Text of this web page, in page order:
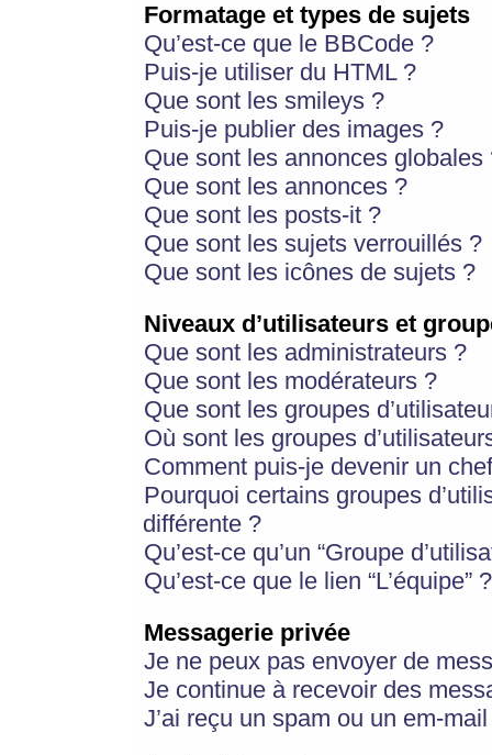
Formatage et types de sujets
Qu’est-ce que le BBCode ?
Puis-je utiliser du HTML ?
Que sont les smileys ?
Puis-je publier des images ?
Que sont les annonces globales
Que sont les annonces ?
Que sont les posts-it ?
Que sont les sujets verrouillés ?
Que sont les icônes de sujets ?
Niveaux d’utilisateurs et
Que sont les administrateurs ?
Que sont les modérateurs ?
Que sont les groupes
Où sont les groupes
Comment puis-je devenir un
Pourquoi certains groupes
différente ?
Qu’est-ce qu’un “Groupe
Qu’est-ce que le lien “L’équipe” ?
Messagerie privée
Je ne peux pas envoyer de
Je continue à recevoir des
J’ai reçu un spam ou un em-